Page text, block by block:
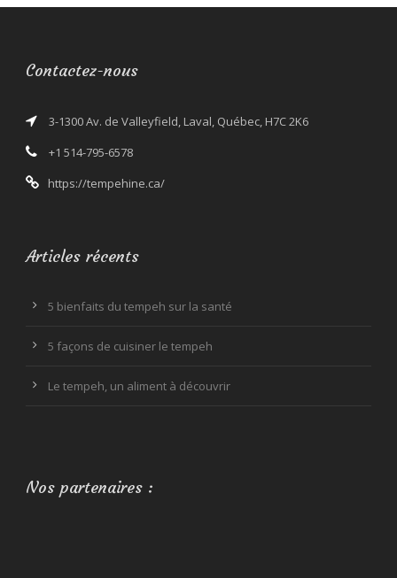
Contactez-nous
3-1300 Av. de Valleyfield, Laval, Québec, H7C 2K6
+1 514-795-6578
https://tempehine.ca/
Articles récents
5 bienfaits du tempeh sur la santé
5 façons de cuisiner le tempeh
Le tempeh, un aliment à découvrir
Nos partenaires :